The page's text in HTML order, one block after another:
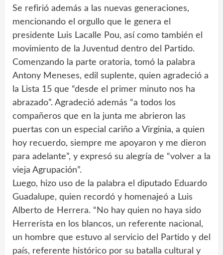
Se refirió además a las nuevas generaciones,
mencionando el orgullo que le genera el
presidente Luis Lacalle Pou, así como también el
movimiento de la Juventud dentro del Partido.
Comenzando la parte oratoria, tomó la palabra
Antony Meneses, edil suplente, quien agradeció a
la Lista 15 que “desde el primer minuto nos ha
abrazado”. Agradeció además “a todos los
compañeros que en la junta me abrieron las
puertas con un especial cariño a Virginia, a quien
hoy recuerdo, siempre me apoyaron y me dieron
para adelante”, y expresó su alegría de “volver a la
vieja Agrupación”.
Luego, hizo uso de la palabra el diputado Eduardo
Guadalupe, quien recordó y homenajeó a Luis
Alberto de Herrera. “No hay quien no haya sido
Herrerista en los blancos, un referente nacional,
un hombre que estuvo al servicio del Partido y del
país, referente histórico por su batalla cultural y